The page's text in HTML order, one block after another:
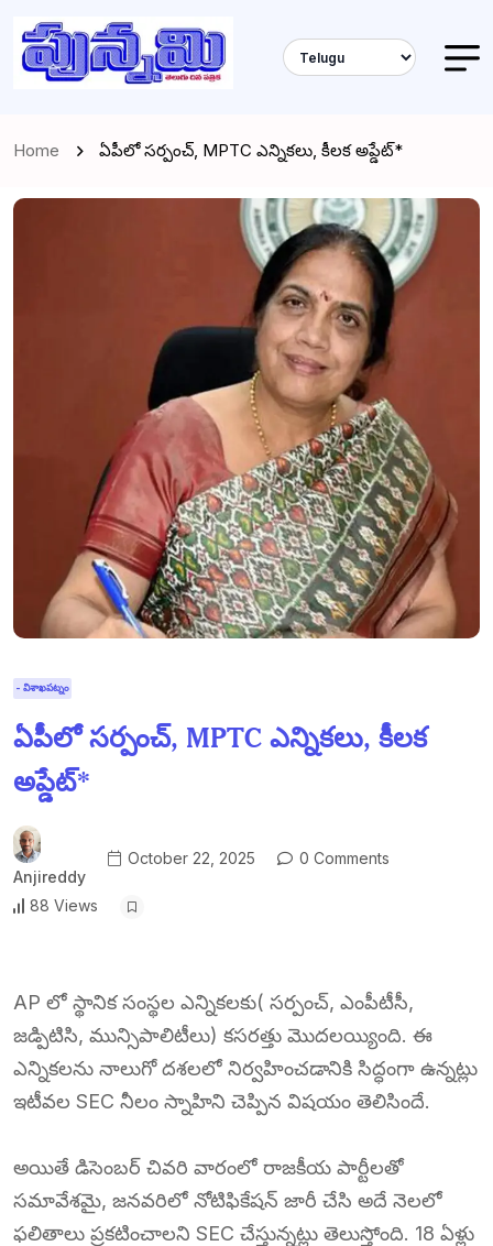
Home ఏపీలో సర్పంచ్, MPTC ఎన్నికలు, కీలక అప్డేట్*
- విశాఖపట్నం
ఏపీలో సర్పంచ్, MPTC ఎన్నికలు, కీలక
అప్డేట్*
Anjireddy
October 22, 2025 0 Comments
88 Views
AP లో స్థానిక సంస్థల ఎన్నికలకు( సర్పంచ్, ఎంపీటీసీ,
జడ్పిటిసి, మున్సిపాలిటీలు) కసరత్తు మొదలయ్యింది. ఈ
ఎన్నికలను నాలుగో దశలలో నిర్వహించడానికి సిద్ధంగా ఉన్నట్లు
ఇటీవల SEC నీలం స్నాహిని చెప్పిన విషయం తెలిసిందే.
అయితే డిసెంబర్ చివరి వారంలో రాజకీయ పార్టీలతో
సమావేశమై, జనవరిలో నోటిఫికేషన్ జారీ చేసి అదే నెలలో
ఫలితాలు ప్రకటించాలని SEC చేస్తున్నట్లు తెలుస్తోంది. 18 ఏళ్లు